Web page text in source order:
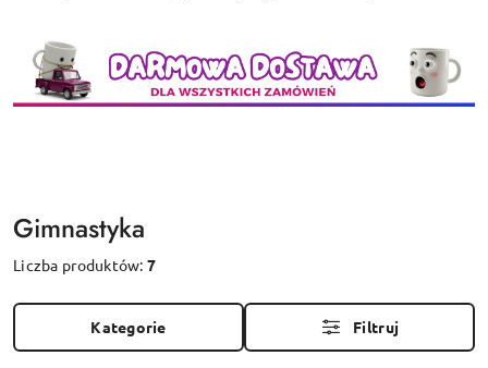
Gimnastyka
Liczba produktów:7
Kategorie Filtruj